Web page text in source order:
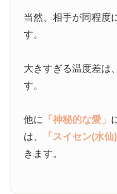
当然、相手が同程度
す。
大きすぎる温度差は
す。
他に 「神秘的な愛」
は、
「スイセン(水仙)
きます。